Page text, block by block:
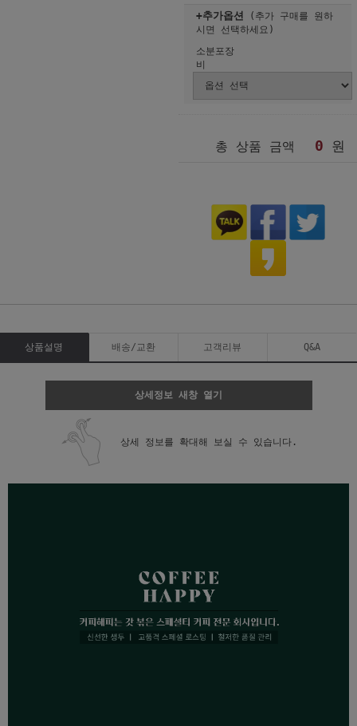
+추가옵션
(추가 구매를 원하
시면 선택하세요)
소분포장
비
총 상품 금액 0 원
상품설명 배송/교환 고객리뷰 Q&A
상세정보 새창 열기
상세 정보를 확대해 보실 수 있습니다.